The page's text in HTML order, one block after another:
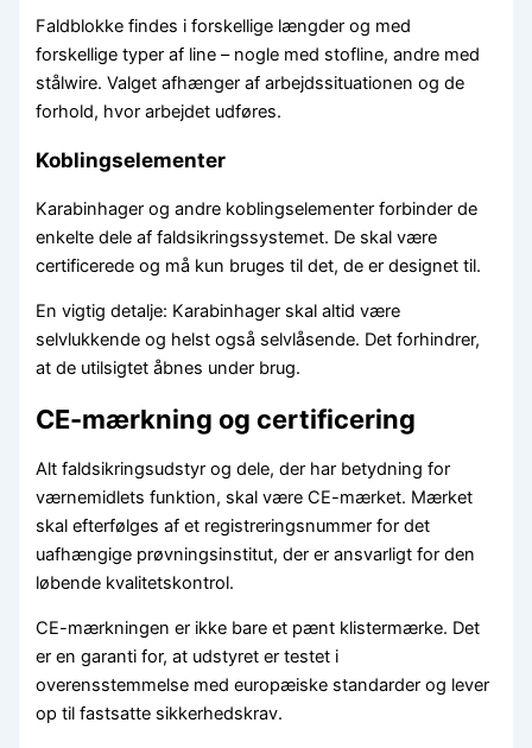
Faldblokke findes i forskellige længder og med
forskellige typer af line – nogle med stofline, andre med
stålwire. Valget afhænger af arbejdssituationen og de
forhold, hvor arbejdet udføres.
Koblingselementer
Karabinhager og andre koblingselementer forbinder de
enkelte dele af faldsikringssystemet. De skal være
certificerede og må kun bruges til det, de er designet til.
En vigtig detalje: Karabinhager skal altid være
selvlukkende og helst også selvlåsende. Det forhindrer,
at de utilsigtet åbnes under brug.
CE-mærkning og certificering
Alt faldsikringsudstyr og dele, der har betydning for
værnemidlets funktion, skal være CE-mærket. Mærket
skal efterfølges af et registreringsnummer for det
uafhængige prøvningsinstitut, der er ansvarligt for den
løbende kvalitetskontrol.
CE-mærkningen er ikke bare et pænt klistermærke. Det
er en garanti for, at udstyret er testet i
overensstemmelse med europæiske standarder og lever
op til fastsatte sikkerhedskrav.